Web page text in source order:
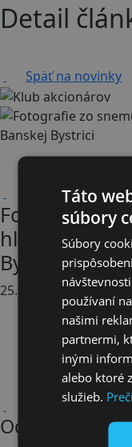
Detail
Späť na novinky
Späť na všetky
Fotografie zo
hlavných
Bystrici
25. mája 2026
Späť na všetky
Odoberajte
Táto
súbory
Súbory
používaní
našimi
partnermi,
inými
alebo ktoré
služieb.